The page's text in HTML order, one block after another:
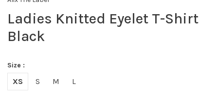
Ladies Knitted Eyelet T-Shirt
Black
Size :
XS S M L